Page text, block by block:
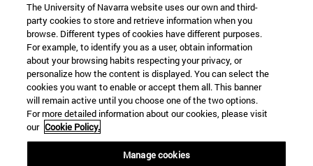
The University of Navarra website uses our own and third-
party cookies to store and retrieve information when you
browse. Different types of cookies have different purposes.
For example, to identify you as a user, obtain information
about your browsing habits respecting your privacy, or
personalize how the content is displayed. You can select the
cookies you want to enable or accept them all. This banner
will remain active until you choose one of the two options.
For more detailed information about our cookies, please visit
our Cookie Policy.
Manage cookies